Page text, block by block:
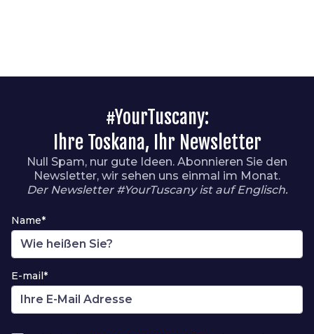
#YourTuscany:
Ihre Toskana, Ihr Newsletter
Null Spam, nur gute Ideen. Abonnieren Sie den
Newsletter, wir sehen uns einmal im Monat.
Der Newsletter #YourTuscany ist auf Englisch.
Name*
E-mail*